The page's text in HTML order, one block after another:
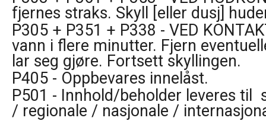
fjernes straks. Skyll [eller dusj]
P305 + P351 + P338 - VED
vann i flere minutter. Fjern
lar seg gjøre. Fortsett skyllingen.
P405 - Oppbevares innelåst.
P501 - Innhold/beholder leveres til
/ regionale / nasjonale /